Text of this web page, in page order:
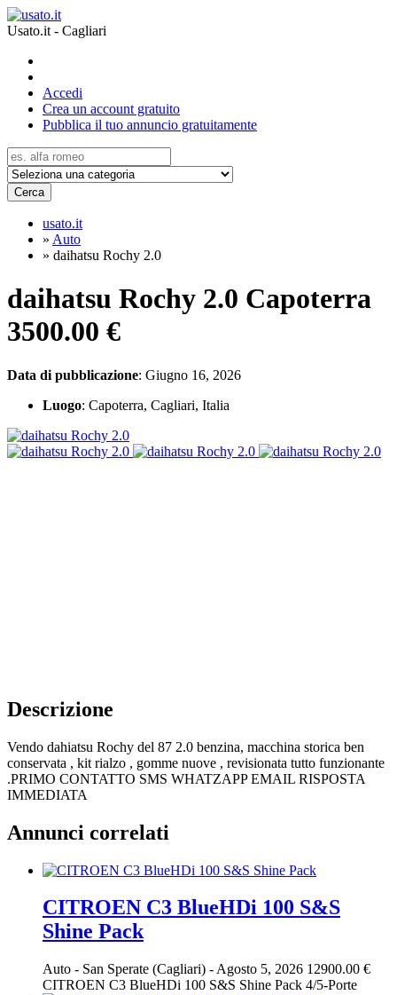
Usato.it - Cagliari
Accedi
Crea un account gratuito
Pubblica il tuo annuncio gratuitamente
Cerca
usato.it
» Auto
» daihatsu Rochy 2.0
daihatsu Rochy 2.0 Capoterra
3500.00 €
Data di pubblicazione: Giugno 16, 2026
Luogo: Capoterra, Cagliari, Italia
Descrizione
Vendo dahiatsu Rochy del 87 2.0 benzina, macchina storica ben
conservata , kit rialzo , gomme nuove , revisionata tutto funzionante
.PRIMO CONTATTO SMS WHATZAPP EMAIL RISPOSTA
IMMEDIATA
Annunci correlati
CITROEN C3 BlueHDi 100 S&S
Shine Pack
Auto - San Sperate (Cagliari) - Agosto 5, 2026 12900.00 €
CITROEN C3 BlueHDi 100 S&S Shine Pack 4/5-Porte